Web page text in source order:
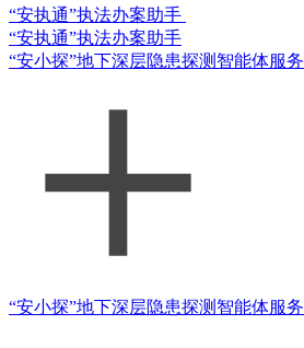
“安执通”执法办案助手
“安执通”执法办案助手
“安小探”地下深层隐患探测智能体服务
“安小探”地下深层隐患探测智能体服务